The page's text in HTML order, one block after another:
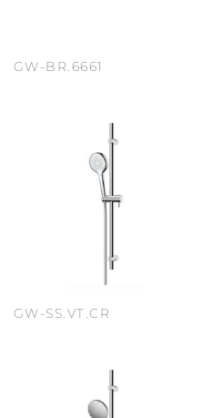
GW-BR.6661
GW-SS.VT.CR